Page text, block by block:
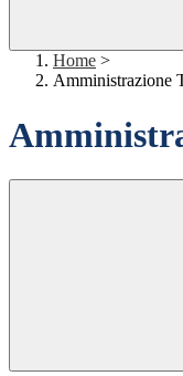
Home >
Amministrazione